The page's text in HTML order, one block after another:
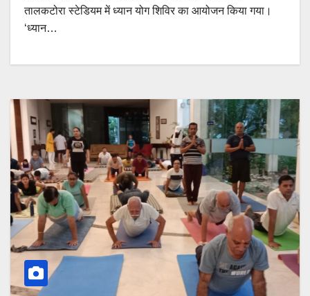
तालकटोरा स्टेडियम में ध्यान योग शिविर का आयोजन किया गया।
‘ध्यान…